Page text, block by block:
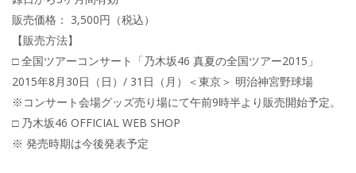
販売価格： 3,500円（税込）
【販売方法】
□ 全国ツアーコンサート「乃木坂46 真夏の全国ツアー2015」
2015年8月30日（日）/ 31日（月）＜東京＞ 明治神宮野球場
※コンサート会場グッズ売り場にて午前9時半より販売開始予定。
□ 乃木坂46 OFFICIAL WEB SHOP
※ 発売時期は今後発表予定